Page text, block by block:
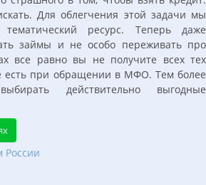
Для облегчения этой задачи мы
тематический ресурс. Теперь даже
займы и не особо переживать про
все равно вы не получите всех тех
есть при обращении в МФО. Тем более
действительно выгодные
России